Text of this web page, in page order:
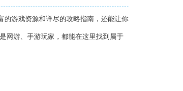
的游戏资源和详尽的攻略指南，还能让你
网游、手游玩家，都能在这里找到属于